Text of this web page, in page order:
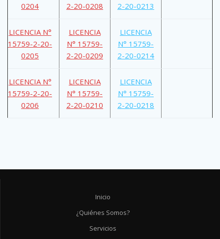
0204
2-20-0208
2-20-0213
LICENCIA N°
15759-2-20-
0205
LICENCIA
N° 15759-
2-20-0209
LICENCIA
N° 15759-
2-20-0214
LICENCIA N°
15759-2-20-
0206
LICENCIA
N° 15759-
2-20-0210
LICENCIA
N° 15759-
2-20-0218
Inicio
¿Quiénes Somos?
Servicios